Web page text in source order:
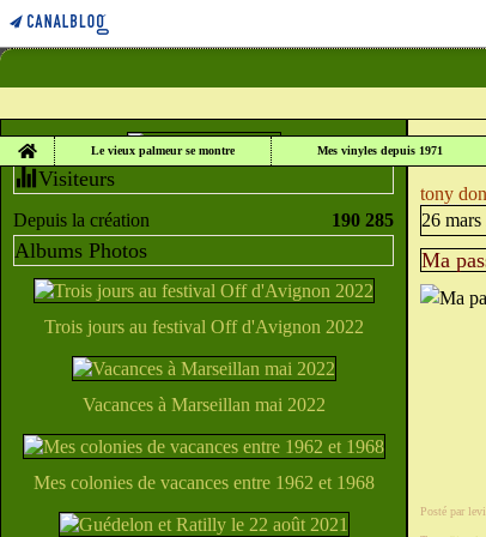
Home
Le vieux palmeur se montre Mes vinyles depuis 1971
Visiteurs
Depuis la création 190 285
Albums Photos
Trois jours au festival Off d'Avignon 2022
Vacances à Marseillan mai 2022
Mes colonies de vacances entre 1962 et 1968
LE VIEUX
tony
26
Ma
Posté par